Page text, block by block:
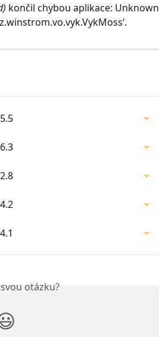
končil chybou aplikace: Unknown
otázku?